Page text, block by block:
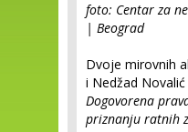
foto: Centar za
| Beograd
Dvoje mirovnih
i Nedžad
Dogovorena
priznanju ratnih